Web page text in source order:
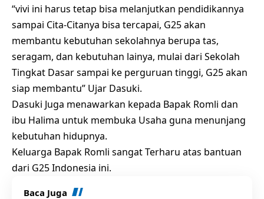
“vivi ini harus tetap bisa melanjutkan pendidikannya
sampai Cita-Citanya bisa tercapai, G25 akan
membantu kebutuhan sekolahnya berupa tas,
seragam, dan kebutuhan lainya, mulai dari Sekolah
Tingkat Dasar sampai ke perguruan tinggi, G25 akan
siap membantu” Ujar Dasuki.
Dasuki Juga menawarkan kepada Bapak Romli dan
ibu Halima untuk membuka Usaha guna menunjang
kebutuhan hidupnya.
Keluarga Bapak Romli sangat Terharu atas bantuan
dari G25 Indonesia ini.
Baca Juga